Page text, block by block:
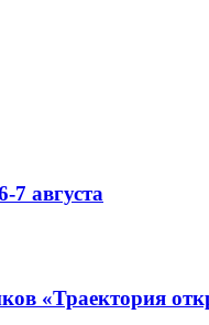
7 августа
«Траектория